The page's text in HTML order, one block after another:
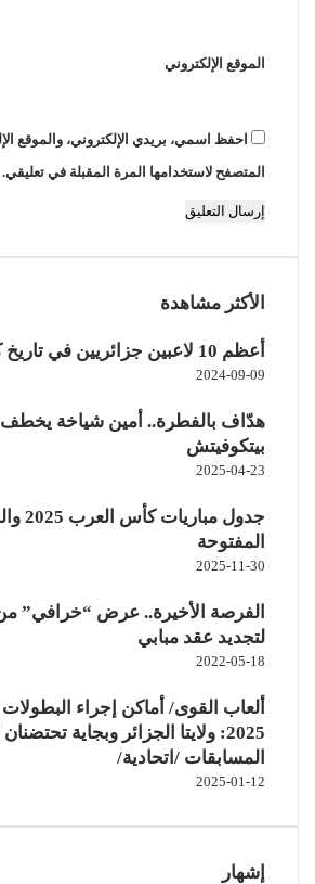
الموقع الإلكتروني
احفظ اسمي، بريدي الإلكتروني، والموقع
المتصفح لاستخدامها المرة المقبلة في تعليقي.
الأكثر مشاهدة
أعظم 10 لاعبين جزائريين في تاريخ كرة القدم
2024-09-09
هدّاف بالفطرة.. أمين شياخة يخطف
بيتكوفيتش
2025-04-23
جدول
المفتوحة
2025-11-30
الفرصة الأخيرة.. عرض “خرافي”
لتجديد عقد مبابي
2022-05-18
ألعاب القوى/ أماكن إجراء
2025: ولايتا الجزائر وبجاية
المسابقات /اتحادية/
2025-01-12
إشهار